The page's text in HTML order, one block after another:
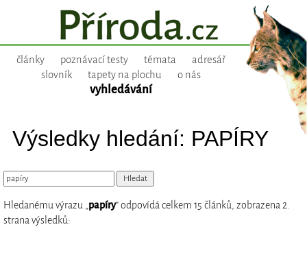
články poznávací testy témata
adresář
slovník
tapety na plochu o nás
vyhledávání
Výsledky hledání: PAPÍRY
Hledanému výrazu „papíry“ odpovídá celkem 15 článků, zobrazena 2.
strana výsledků: